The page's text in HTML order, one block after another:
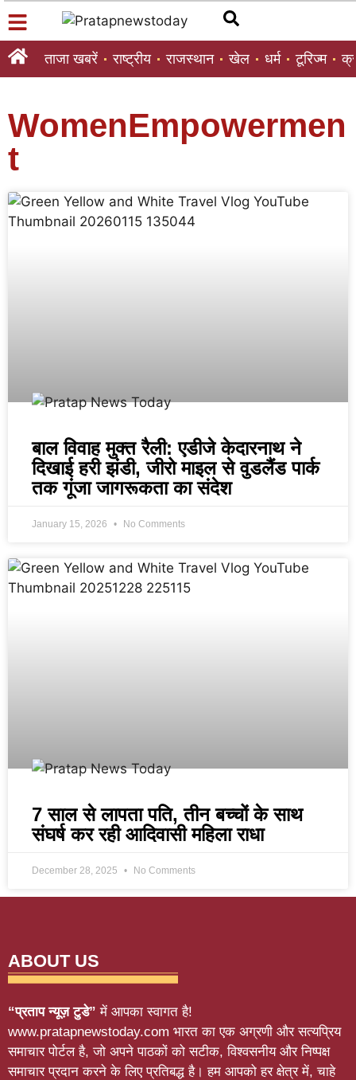
ताजा खबरें राष्ट्रीय राजस्थान खेल धर्म टूरिज्म
WomenEmpowermen
t
बाल विवाह मुक्त रैली: एडीजे केदारनाथ ने
दिखाई हरी झंडी, जीरो माइल से वुडलैंड पार्क
तक गूंजा जागरूकता का संदेश
January 15, 2026 No Comments
7 साल से लापता पति, तीन बच्चों के साथ
संघर्ष कर रही आदिवासी महिला राधा
December 28, 2025 No Comments
ABOUT US
“प्रताप न्यूज़ टुडे” में आपका स्वागत है!
www.pratapnewstoday.com भारत का एक अग्रणी और सत्यप्रिय
समाचार पोर्टल है, जो अपने पाठकों को सटीक, विश्वसनीय और निष्पक्ष
समाचार प्रदान करने के लिए प्रतिबद्ध है। हम आपको हर क्षेत्र में, चाहे